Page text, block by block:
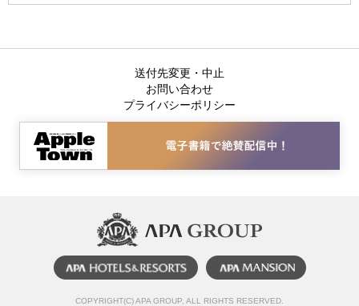
送付先変更・中止
お問い合わせ
プライバシーポリシー
COPYRIGHT(C) APA GROUP, ALL RIGHTS RESERVED.